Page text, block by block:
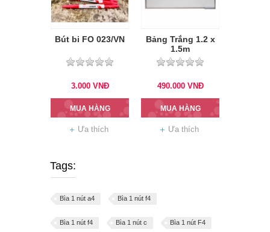
Bút bi FO 023/VN
3.000 VNĐ
MUA HÀNG
Ưa thích
Bảng Trắng 1.2 x
1.5m
490.000 VNĐ
MUA HÀNG
Ưa thích
Tags:
Bìa 1 nút a4 Bìa 1 nút f4
Bìa 1 nút f4 Bìa 1 nút c Bìa 1 nút F4